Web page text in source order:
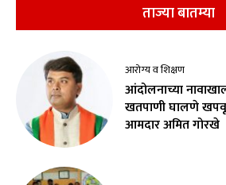
ताज्या बातम्या
आरोग्य व शिक्षण
आंदोलनाच्या
खतपाणी घालणे
आमदार अमित गोरखे